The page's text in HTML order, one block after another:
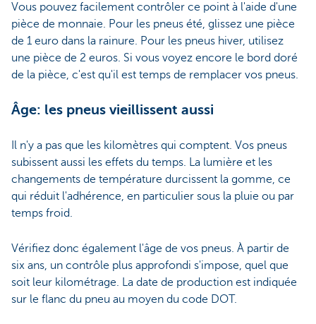
Vous pouvez facilement contrôler ce point à l'aide d'une
pièce de monnaie. Pour les pneus été, glissez une pièce
de 1 euro dans la rainure. Pour les pneus hiver, utilisez
une pièce de 2 euros. Si vous voyez encore le bord doré
de la pièce, c'est qu'il est temps de remplacer vos pneus.
Âge: les pneus vieillissent aussi
Il n'y a pas que les kilomètres qui comptent. Vos pneus
subissent aussi les effets du temps. La lumière et les
changements de température durcissent la gomme, ce
qui réduit l'adhérence, en particulier sous la pluie ou par
temps froid.
Vérifiez donc également l'âge de vos pneus. À partir de
six ans, un contrôle plus approfondi s'impose, quel que
soit leur kilométrage. La date de production est indiquée
sur le flanc du pneu au moyen du code DOT.